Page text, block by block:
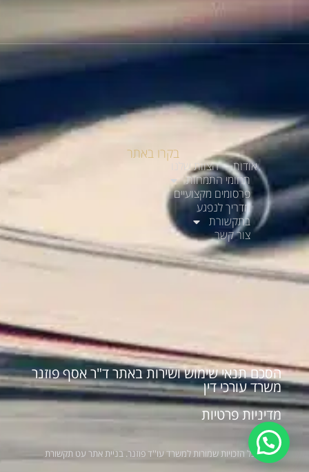
בקרו באתר
אודות
הצוות שלנו
תחומי התמחות
פרסומים מקצועיים
מדריך לנפגע
בתקשורת
צור קשר
הסכם תנאי שימוש ושירות באתר ד"ר אסף פוזנר
משרד עורכי דין
מדיניות פרטיות
Ⓒ כל הזכויות שמורות למשרד עו''ד פוזנר. בניית אתר עט תקשורת ​